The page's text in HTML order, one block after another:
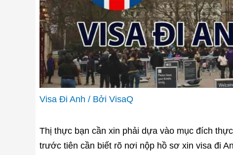
Visa Đi Anh / Bởi VisaQ
Thị thực bạn cần xin phải dựa vào mục đích
trước tiên cần biết rõ nơi nộp hồ sơ xin visa đi